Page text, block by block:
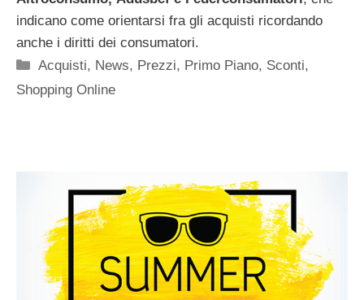
indicano come orientarsi fra gli acquisti ricordando
anche i diritti dei consumatori.
Categorie
Acquisti, News, Prezzi, Primo Piano, Sconti,
Shopping Online